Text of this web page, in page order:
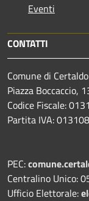
Eventi
CONTATTI
Comune di Certaldo
Piazza Boccaccio,
Codice Fiscale:
Partita IVA:
PEC:
Centralino Unico:
Ufficio Elettorale: